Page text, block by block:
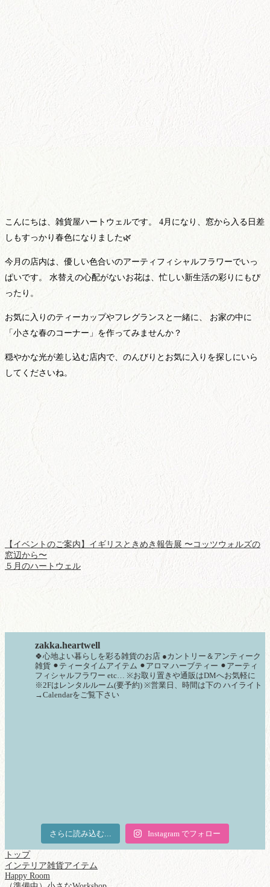
こんにちは、雑貨屋ハートウェルです。 4月になり、窓から入る日差
しもすっかり春色になりました🌿
今月の店内は、優しい色合いのアーティフィシャルフラワーでいっ
ぱいです。 水替えの心配がないお花は、忙しい新生活の彩りにもぴ
ったり。
お気に入りのティーカップやフレグランスと一緒に、 お家の中に
「小さな春のコーナー」を作ってみませんか？
穏やかな光が差し込む店内で、のんびりとお気に入りを探しにいら
してくださいね。
【イベントのご案内】イギリスときめき報告展 〜コッツウォルズの
窓辺から〜
５月のハートウェル
zakka.heartwell
🍀心地よい暮らしを彩る雑貨のお店 ●カントリー＆アンティーク
雑貨 ⚫︎ティータイムアイテム ⚫︎アロマ.ハーブティー ⚫︎アーティ
フィシャルフラワー etc… ※お取り置きや通販はDMへお気軽に
※2Fはレンタルルーム(要予約) ※営業日、時間は下の ハイライト
→Calendarをご覧下さい
さらに読み込む... Instagram でフォロー
トップ
インテリア雑貨アイテム
Happy Room